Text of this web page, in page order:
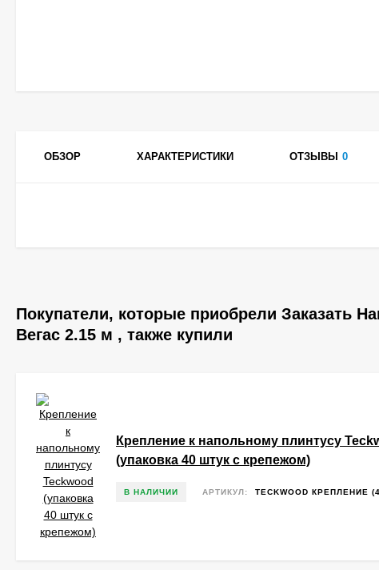
ОБЗОР ХАРАКТЕРИСТИКИ ОТЗЫВЫ 0
Покупатели, которые приобрели Заказать
Вегас 2.15 м , также купили
Крепление к напольному плинтусу
(упаковка 40 штук с крепежом)
В НАЛИЧИИ АРТИКУЛ: TECKWOOD КРЕПЛЕНИЕ